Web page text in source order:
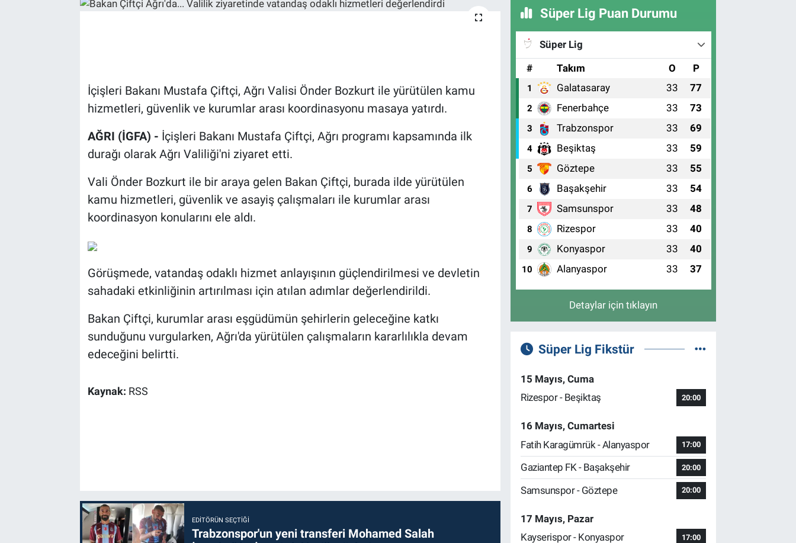
İçişleri Bakanı Mustafa Çiftçi, Ağrı Valisi Önder Bozkurt ile yürütülen kamu
hizmetleri, güvenlik ve kurumlar arası koordinasyonu masaya yatırdı.
AĞRI (İGFA) - İçişleri Bakanı Mustafa Çiftçi, Ağrı programı kapsamında ilk
durağı olarak Ağrı Valiliği'ni ziyaret etti.
Vali Önder Bozkurt ile bir araya gelen Bakan Çiftçi, burada ilde yürütülen
kamu hizmetleri, güvenlik ve asayiş çalışmaları ile kurumlar arası
koordinasyon konularını ele aldı.
Görüşmede, vatandaş odaklı hizmet anlayışının güçlendirilmesi ve devletin
sahadaki etkinliğinin artırılması için atılan adımlar değerlendirildi.
Bakan Çiftçi, kurumlar arası eşgüdümün şehirlerin geleceğine katkı
sunduğunu vurgularken, Ağrı'da yürütülen çalışmaların kararlılıkla devam
edeceğini belirtti.
Kaynak: RSS
EDITÖRÜN SEÇTIĞI
Trabzonspor'un yeni transferi Mohamed Salah
Süper Lig Puan Durumu
Süper Lig
#
Takım O P
1 Galatasaray 33 77
2 Fenerbahçe 33 73
3 Trabzonspor 33 69
4 Beşiktaş 33 59
5 Göztepe 33 55
6 Başakşehir 33 54
7 Samsunspor 33 48
8 Rizespor 33 40
9 Konyaspor 33 40
10 Alanyaspor 33 37
Detaylar için tıklayın
Süper Lig Fikstür
15 Mayıs, Cuma
Rizespor - Beşiktaş
20:00
16 Mayıs, Cumartesi
Fatih Karagümrük - Alanyaspor
17:00
Gaziantep FK - Başakşehir 20:00
Samsunspor - Göztepe 20:00
17 Mayıs, Pazar
Kayserispor - Konyaspor
17:00